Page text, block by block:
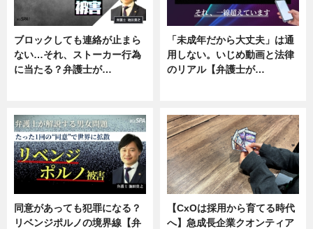
ブロックしても連絡が止まら
ない…それ、ストーカー行為
に当たる？弁護士が…
「未成年だから大丈夫」は通
用しない。いじめ動画と法律
のリアル【弁護士が…
同意があっても犯罪になる？
リベンジポルノの境界線【弁
【CxOは採用から育てる時代
へ】急成長企業クオンティア